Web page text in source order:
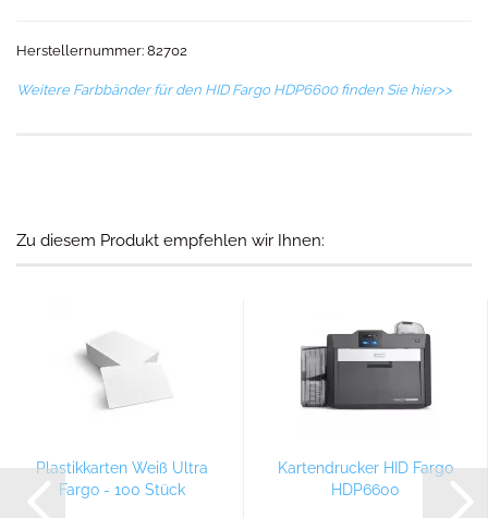
Herstellernummer: 82702
Weitere Farbbänder für den HID Fargo HDP6600 finden Sie hier>>
Zu diesem Produkt empfehlen wir Ihnen:
Plastikkarten Weiß Ultra
Fargo - 100 Stück
Kartendrucker HID Fargo
HDP6600